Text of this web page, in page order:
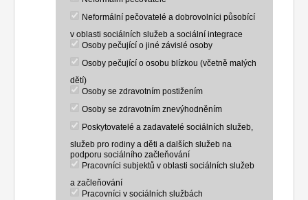
Neformální pečovatelé a dobrovolníci působící
v oblasti sociálních služeb a sociální integrace
Osoby pečující o jiné závislé osoby
Osoby pečující o osobu blízkou (včetně malých
dětí)
Osoby se zdravotním postižením
Osoby se zdravotním znevýhodněním
Poskytovatelé a zadavatelé sociálních služeb,
služeb pro rodiny a děti a dalších služeb na
podporu sociálního začleňování
Pracovníci subjektů v oblasti sociálních služeb
a začleňování
Pracovníci v sociálních službách